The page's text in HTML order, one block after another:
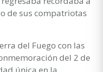
de sus compatriotas
del Fuego con las
del 2 de
única en la